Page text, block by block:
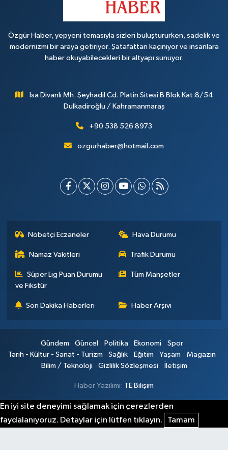
Özgür Haber, yepyeni temasıyla sizleri buluştururken, sadelik ve
modernizmi bir araya getiriyor. Şatafattan kaçınıyor ve insanlara
haber okuyabilecekleri bir altyapı sunuyor.
İsa Divanlı Mh. Şeyhadil Cd. Platin Sitesi B Blok Kat:8/54
Dulkadiroğlu / Kahramanmaraş
+90 538 526 8973
ozgurhaber@hotmail.com
Nöbetçi Eczaneler Hava Durumu
Namaz Vakitleri Trafik Durumu
Süper Lig Puan Durumu
ve Fikstür
Tüm Manşetler
Son Dakika Haberleri Haber Arşivi
Gündem Güncel Politika Ekonomi
Spor
Tarih - Kültür - Sanat - Turizm
Sağlık Eğitim Yaşam
Magazin
Bilim / Teknoloji
Gizlilik Sözleşmesi İletişim
Haber Yazılımı: TE Bilişim
En iyi site deneyimi sağlamak için çerezlerden
faydalanıyoruz. Detaylar için lütfen tıklayın.
Tamam